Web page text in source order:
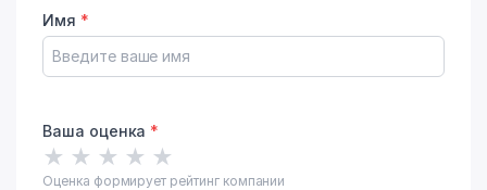
Имя *
Ваша оценка *
★ ★ ★ ★ ★
Оценка формирует рейтинг компании